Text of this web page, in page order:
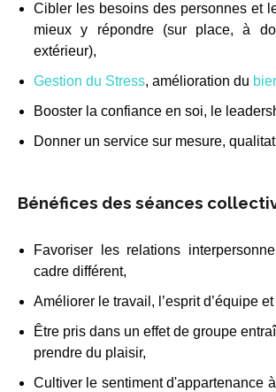
Cibler les besoins des personnes et
mieux y répondre (sur place, à
extérieur),
Gestion du Stress, amélioration du
Booster la confiance en soi, le
Donner un service sur mesure,
Bénéfices des séances
Favoriser les relations
cadre différent,
Améliorer le travail, l’esprit d’équipe
Être pris dans un effet de groupe
prendre du plaisir,
Cultiver le sentiment d'appartenance